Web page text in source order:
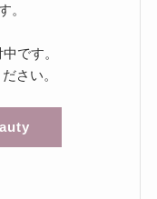
。
です。
さい。